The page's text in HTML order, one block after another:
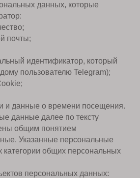
данных, которые
почты;
идентификатор, который
пользователю Telegram);
и данные о времени посещения.
данные далее по тексту
общим понятием
Указанные персональные
категории общих персональных
персональных данных: